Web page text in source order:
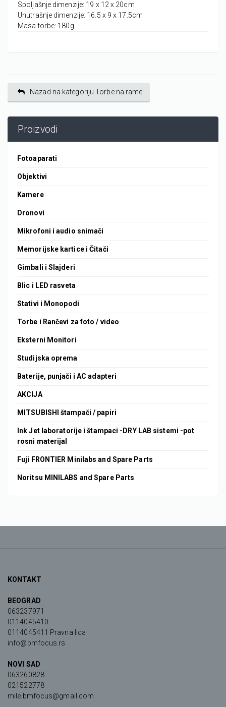
Spoljašnje dimenzije: 19 x 12 x 20cm
Unutrašnje dimenzije: 16.5 x 9 x 17.5cm
Masa torbe: 180g
Nazad na kategoriju Torbe na rame
Proizvodi
Fotoaparati
Objektivi
Kamere
Dronovi
Mikrofoni i audio snimači
Memorijske kartice i Čitači
Gimbali i Slajderi
Blic i LED rasveta
Stativi i Monopodi
Torbe i Rančevi za foto / video
Eksterni Monitori
Studijska oprema
Baterije, punjači i AC adapteri
AKCIJA
MITSUBISHI štampači / papiri
Ink Jet laboratorije i štampaci -DRY LAB sistemi -pot
rosni materijal
Fuji FRONTIER Minilabs and Spare Parts
Noritsu MINILABS and Spare Parts
KONTAKT
BEOGRAD
063237971
0114045410
0114045411 Pravna lica
info@bmfocus.rs
NOVI SAD
063260828
021522778
mile.bmfocus@gmail.com